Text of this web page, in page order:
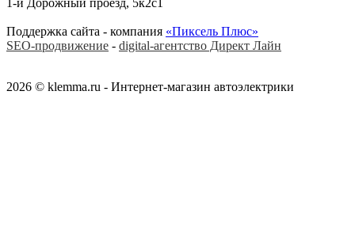
1-й Дорожный проезд, 5к2с1
Поддержка сайта - компания «Пиксель Плюс»
SEO-продвижение - digital-агентство Директ Лайн
2026 © klemma.ru - Интернет-магазин автоэлектрики